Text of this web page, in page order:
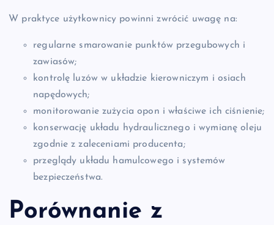
W praktyce użytkownicy powinni zwrócić uwagę na:
regularne smarowanie punktów przegubowych i
zawiasów;
kontrolę luzów w układzie kierowniczym i osiach
napędowych;
monitorowanie zużycia opon i właściwe ich ciśnienie;
konserwację układu hydraulicznego i wymianę oleju
zgodnie z zaleceniami producenta;
przeglądy układu hamulcowego i systemów
bezpieczeństwa.
Porównanie z